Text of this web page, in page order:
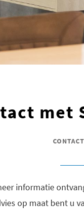
met
informatie
op maat bent u